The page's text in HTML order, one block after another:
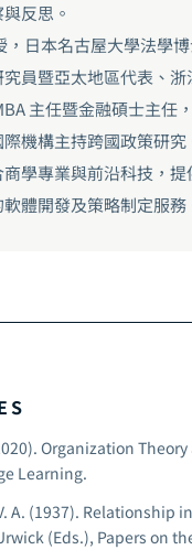
反思。
，日本名古屋大學法學
員暨亞太地區代表、
主任暨金融碩士主任
機構主持跨國政策研究
學專業與前沿科技，提
體開發及策略制定服務
Organization
Learning.
A. (1937). Relationship
(Eds.), Papers on